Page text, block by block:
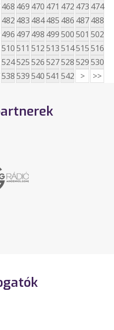
468 469 470 471 472 473 474
482 483 484485 486 487488
496 497498 499500501 502
510511 512513514515516
524525526527528529530
538539540541 542 > >>